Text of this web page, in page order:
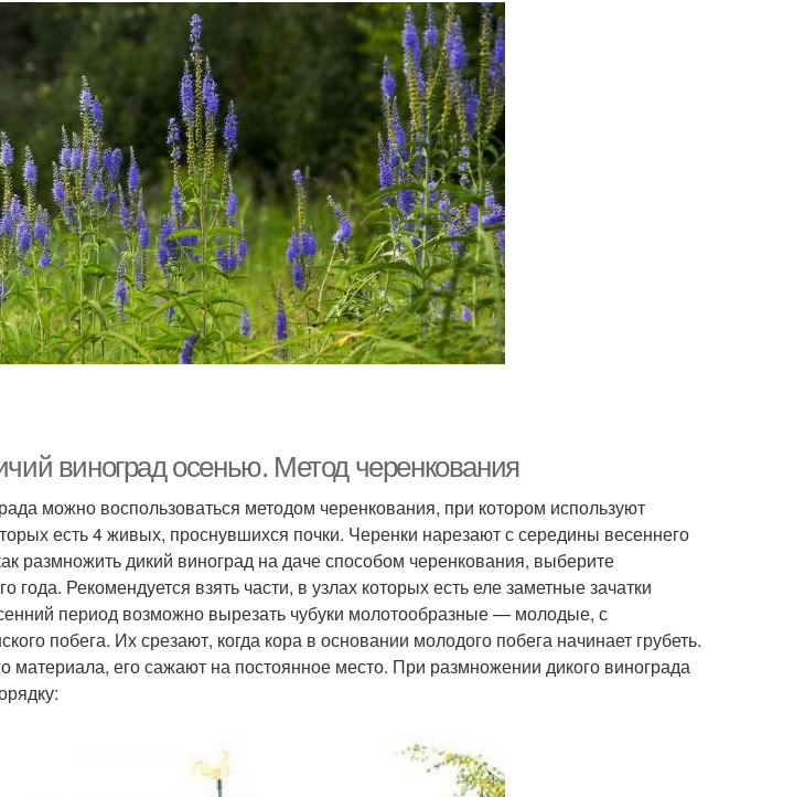
виноград осенью. Метод черенкования
можно воспользоваться методом черенкования, при котором используют
есть 4 живых, проснувшихся почки. Черенки нарезают с середины весеннего
размножить дикий виноград на даче способом черенкования, выберите
Рекомендуется взять части, в узлах которых есть еле заметные зачатки
период возможно вырезать чубуки молотообразные — молодые, с
побега. Их срезают, когда кора в основании молодого побега начинает грубеть.
материала, его сажают на постоянное место. При размножении дикого винограда